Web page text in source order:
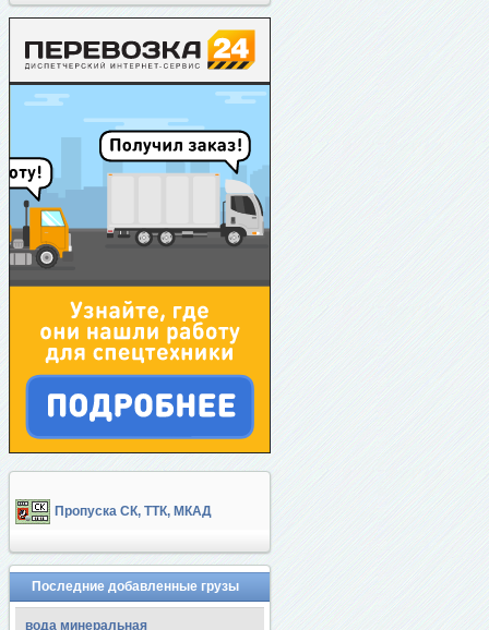
Пропуска СК, ТТК, МКАД
Последние добавленные грузы
вода минеральная